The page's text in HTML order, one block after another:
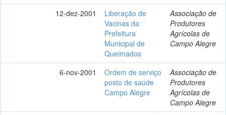
12-dez-2001
Liberação de
Vacinas da
Prefeitura
Municipal de
Queimados
Associação de
Produtores
Agrícolas de
Campo Alegre
6-nov-2001
Ordem de serviço
posto de saúde
Campo Alegre
Associação de
Produtores
Agrícolas de
Campo Alegre